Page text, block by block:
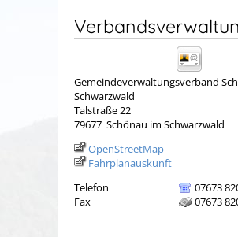
Gemeindeverwaltungsverband
Schwarzwald
Talstraße 22
79677 Schönau im Schwarzwald
OpenStreetMap
Fahrplanauskunft
Telefon
07673
Fax
07673